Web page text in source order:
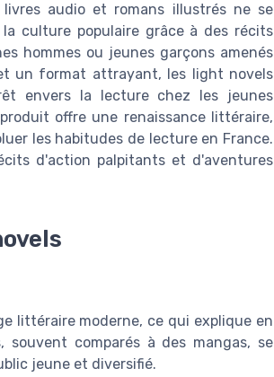
audio et romans illustrés ne se
culture populaire grâce à des récits
hommes ou jeunes garçons amenés
un format attrayant, les light novels
envers la lecture chez les jeunes
offre une renaissance littéraire,
les habitudes de lecture en France.
d'action palpitants et d'aventures
littéraire moderne, ce qui explique en
souvent comparés à des mangas, se
jeune et diversifié.